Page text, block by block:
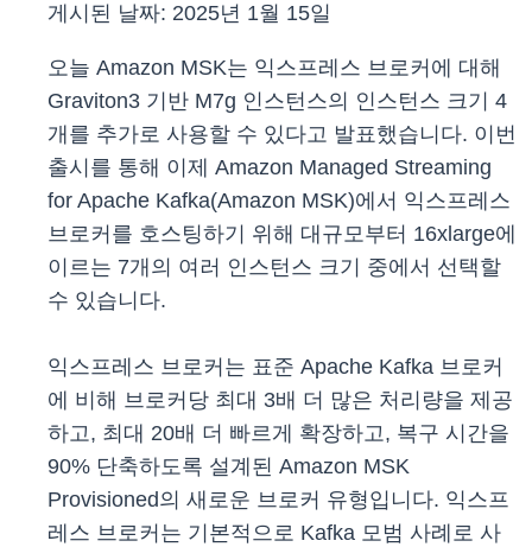
게시된 날짜: 2025년 1월 15일
오늘 Amazon MSK는 익스프레스 브로커에 대해
Graviton3 기반 M7g 인스턴스의 인스턴스 크기 4
개를 추가로 사용할 수 있다고 발표했습니다. 이번
출시를 통해 이제 Amazon Managed Streaming
for Apache Kafka(Amazon MSK)에서 익스프레스
브로커를 호스팅하기 위해 대규모부터 16xlarge에
이르는 7개의 여러 인스턴스 크기 중에서 선택할
수 있습니다.
익스프레스 브로커는 표준 Apache Kafka 브로커
에 비해 브로커당 최대 3배 더 많은 처리량을 제공
하고, 최대 20배 더 빠르게 확장하고, 복구 시간을
90% 단축하도록 설계된 Amazon MSK
Provisioned의 새로운 브로커 유형입니다. 익스프
레스 브로커는 기본적으로 Kafka 모범 사례로 사